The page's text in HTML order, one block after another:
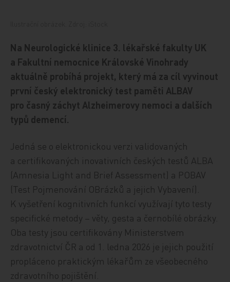
Na Neurologické klinice 3. lékařské fakulty UK
a Fakultní nemocnice Královské Vinohrady
aktuálně probíhá projekt, který má za cíl vyvinout
první český elektronický test paměti ALBAV
pro časný záchyt Alzheimerovy nemoci a dalších
typů demencí.
Jedná se o elektronickou verzi validovaných
a certifikovaných inovativních českých testů ALBA
(Amnesia Light and Brief Assessment) a POBAV
(Test Pojmenování OBrázků a jejich Vybavení).
K vyšetření kognitivních funkcí využívají tyto testy
specifické metody – věty, gesta a černobílé obrázky.
Oba testy jsou certifikovány Ministerstvem
zdravotnictví ČR a od 1. ledna 2026 je jejich použití
propláceno praktickým lékařům ze všeobecného
zdravotního pojištění.